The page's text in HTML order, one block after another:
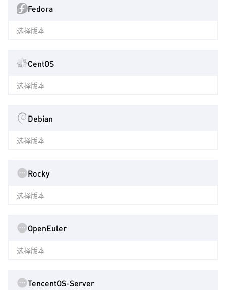
Fedora
选择版本
CentOS
选择版本
Debian
选择版本
Rocky
选择版本
OpenEuler
选择版本
TencentOS-Server